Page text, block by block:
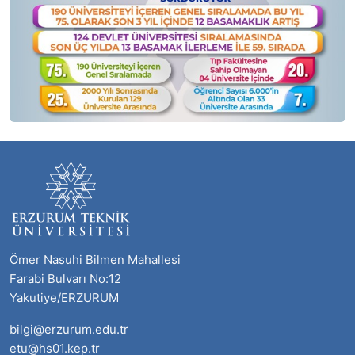
Ömer Nasuhi Bilmen Mahallesi
Farabi Bulvarı No:12
Yakutiye/ERZURUM
bilgi@erzurum.edu.tr
etu@hs01.kep.tr